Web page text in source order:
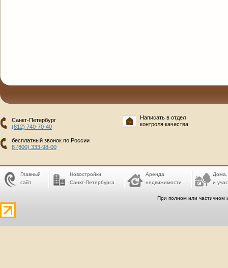
Санкт-Петербург
(812) 740-70-40
бесплатный звонок по России
8 (800) 333-98-00
Написать в отдел
контроля качества
Главный
сайт
Новостройки
Санкт-Петербурга
Аренда
недвижимости
Дома,
и
При полном или частичном